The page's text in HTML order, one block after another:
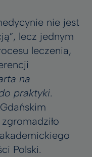
nie jest
lecz jednym
leczenia,
na
praktyki.
Polski.